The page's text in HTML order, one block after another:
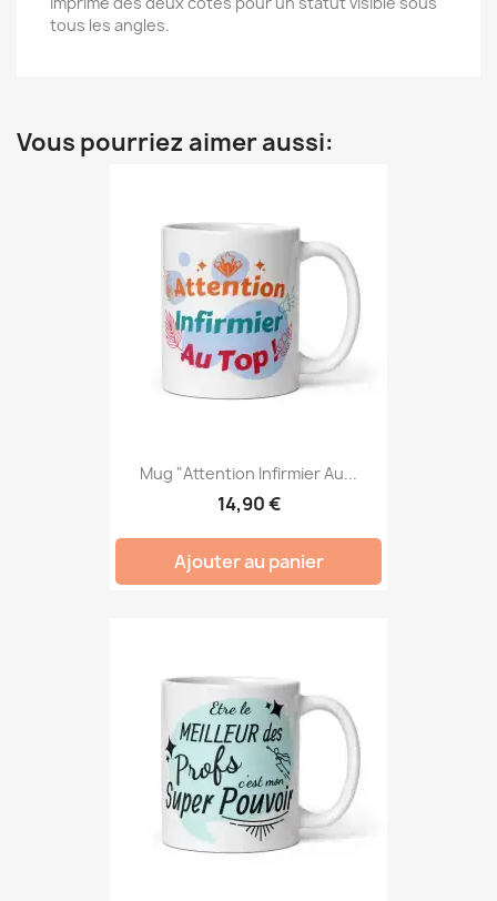
tous les angles.
Vous pourriez aimer aussi:
Mug "Attention Infirmier Au...
14,90 €
Ajouter au panier